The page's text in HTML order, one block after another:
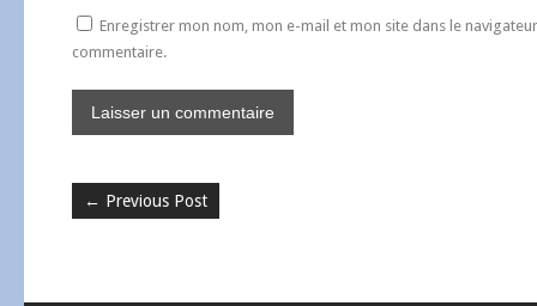
Enregistrer mon nom, mon e-mail et mon site dans le
commentaire.
← Previous Post